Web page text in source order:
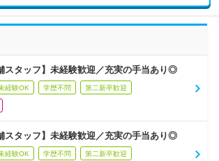
スタッフ】未経験歓迎／充実の手当あり◎
経験OK 学歴不問 第二新卒歓迎
スタッフ】未経験歓迎／充実の手当あり◎
経験OK 学歴不問 第二新卒歓迎